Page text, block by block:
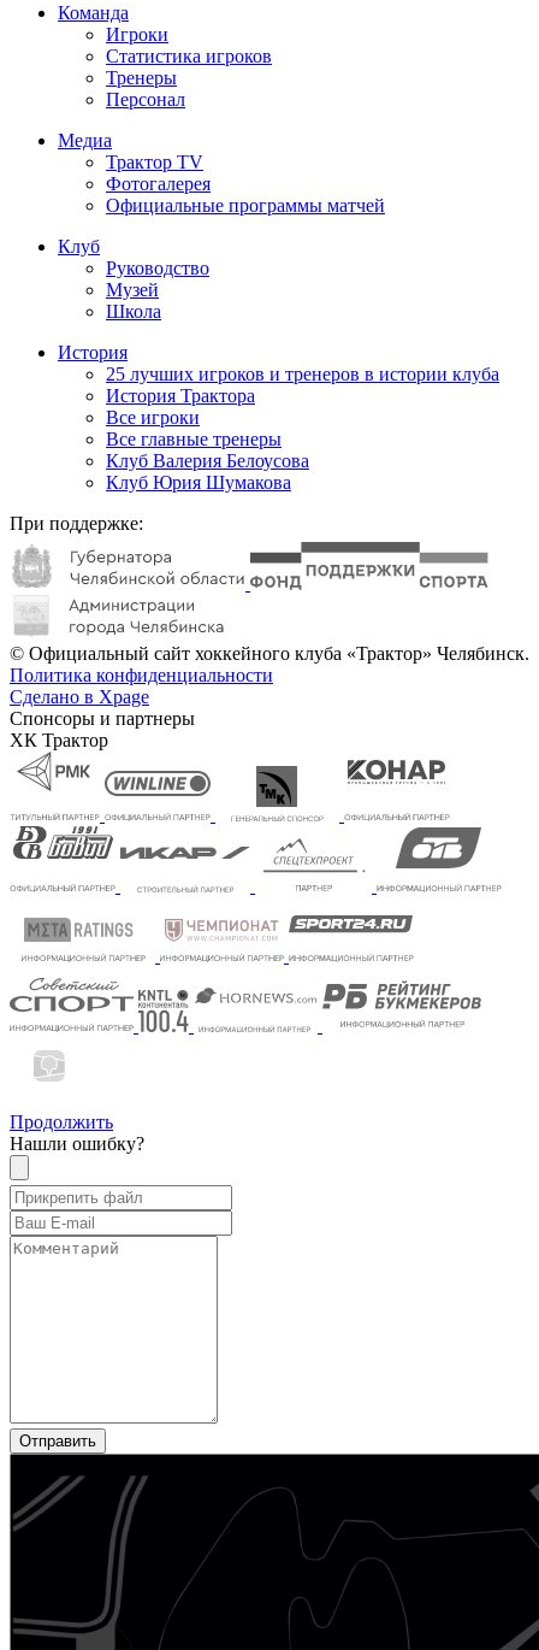
Команда
Игроки
Статистика игроков
Тренеры
Персонал
Медиа
Трактор TV
Фотогалерея
Официальные программы матчей
Клуб
Руководство
Музей
Школа
История
25 лучших игроков и тренеров в истории клуба
История Трактора
Все игроки
Все главные тренеры
Клуб Валерия Белоусова
Клуб Юрия Шумакова
При поддержке:
© Официальный сайт хоккейного клуба «Трактор» Челябинск.
Политика конфиденциальности
Сделано в Xpage
Спонсоры и партнеры
ХК Трактор
Продолжить
Нашли ошибку?